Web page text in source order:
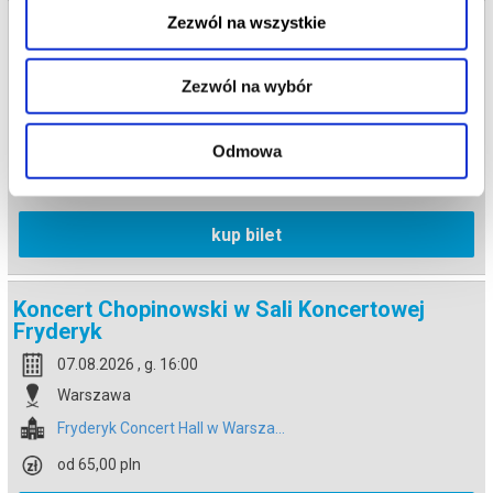
Zezwól na wszystkie
Zezwól na wybór
Odmowa
Koncert Chopinowski w Sali Koncertowej
Fryderyk
07.08.2026 , g. 14:30
Warszawa
Fryderyk Concert Hall w Warsza...
od 65,00 pln
kup bilet
Koncert Chopinowski w Sali Koncertowej
Fryderyk
07.08.2026 , g. 16:00
Warszawa
Fryderyk Concert Hall w Warsza...
od 65,00 pln